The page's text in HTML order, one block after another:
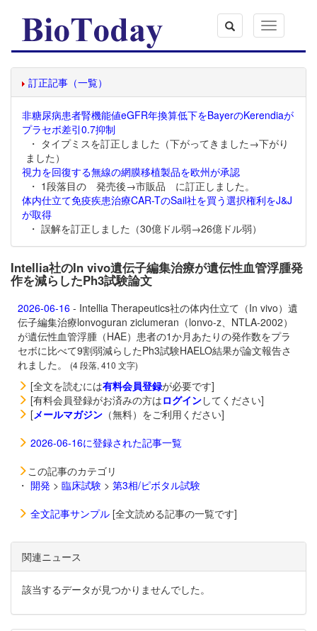
Toggle
navigation
訂正記事（一覧）
非糖尿病患者腎機能値eGFR年換算低下をBayerのKerendiaが
プラセボ差引0.7抑制
・ タイプミスを訂正しました（下がってきました→下がり
ました）
視力を回復する無線の網膜移植製品を欧州が承認
・ 1段落目の 発売後→市販品 に訂正しました。
体内仕立て免疫疾患治療CAR-TのSail社を買う選択権利をJ&J
が取得
・ 誤解を訂正しました（30億ドル弱→26億ドル弱）
Intellia社のIn vivo遺伝子編集治療が遺伝性血管浮腫発
作を減らしたPh3試験論文
2026-06-16 - Intellia Therapeutics社の体内仕立て（In vivo）遺
伝子編集治療lonvoguran ziclumeran（lonvo-z、NTLA-2002）
が遺伝性血管浮腫（HAE）患者の1か月あたりの発作数をプラ
セボに比べて9割弱減らしたPh3試験HAELO結果が論文報告さ
れました。
(4 段落, 410 文字)
[全文を読むには有料会員登録が必要です]
[有料会員登録がお済みの方はログインしてください]
[メールマガジン （無料）をご利用ください]
2026-06-16に登録された記事一覧
この記事のカテゴリ
・ 開発 > 臨床試験 > 第3相/ピボタル試験
全文記事サンプル [全文読める記事の一覧です]
関連ニュース
該当するデータが見つかりませんでした。